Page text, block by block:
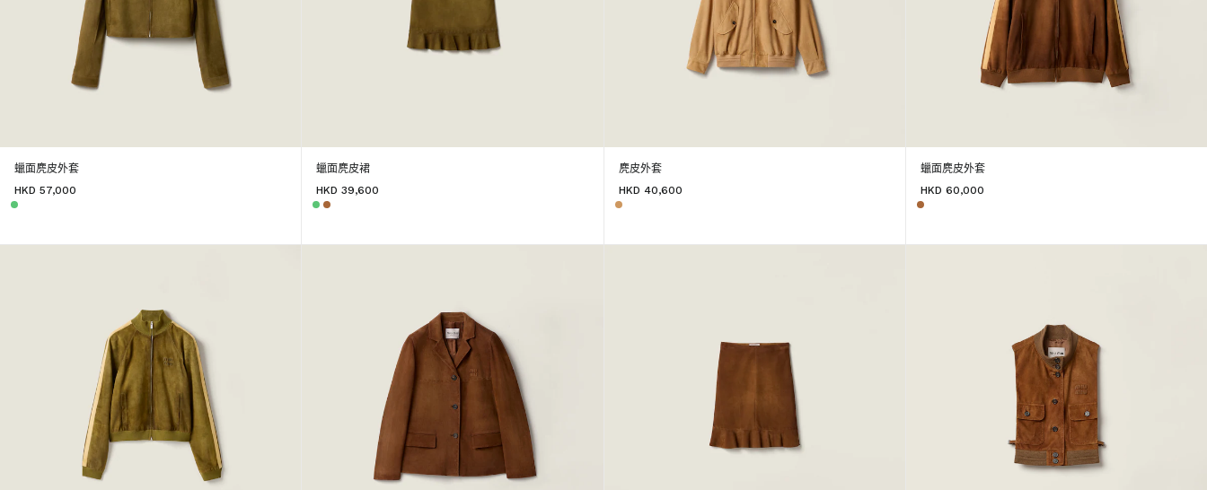
蠟面麂皮外套
HKD 57,000
蠟面麂皮裙
HKD 39,600
麂皮外套
HKD 40,600
蠟面麂皮外套
HKD 60,000